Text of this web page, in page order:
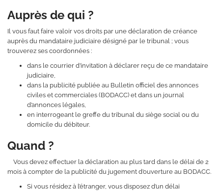
Auprès de qui ?
Il vous faut faire valoir vos droits par une déclaration de créance
auprès du mandataire judiciaire désigné par le tribunal ; vous
trouverez ses coordonnées :
dans le courrier d’invitation à déclarer reçu de ce mandataire
judiciaire,
dans la publicité publiée au Bulletin officiel des annonces
civiles et commerciales (BODACC) et dans un journal
d’annonces légales,
en interrogeant le greffe du tribunal du siège social ou du
domicile du débiteur.
Quand ?
Vous devez effectuer la déclaration au plus tard dans le délai de 2
mois à compter de la publicité du jugement d’ouverture au BODACC.
Si vous résidez à l’étranger, vous disposez d’un délai